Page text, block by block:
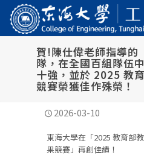
賀!陳仕偉老師指導
隊，在全國百組隊伍
十強，並於 2025 教
競賽榮獲佳作殊榮！
2026-03-10
東海大學在「2025 教育部
果競賽」再創佳績！